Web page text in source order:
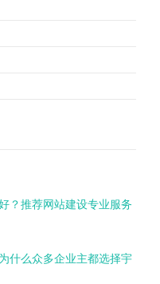
？推荐网站建设专业服务
什么众多企业主都选择宇